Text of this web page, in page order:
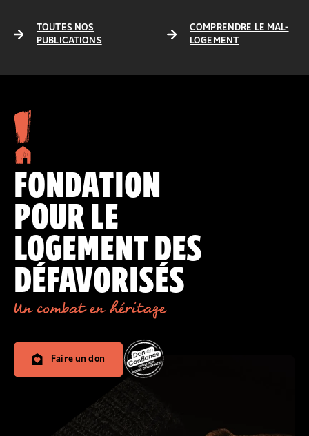
TOUTES NOS
PUBLICATIONS
COMPRENDRE LE MAL-
LOGEMENT
FONDATION
POUR LE
LOGEMENT DES
DÉFAVORISÉS
Un combat en héritage
Faire un don